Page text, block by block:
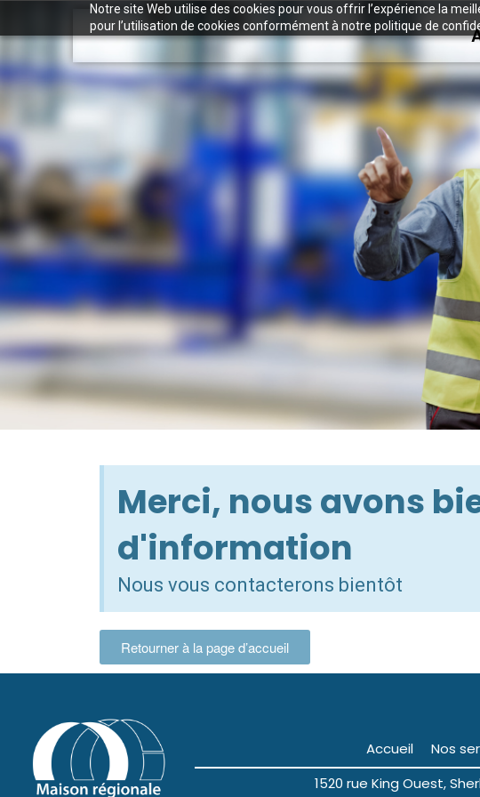
Notre site Web utilise des cookies pour vous offrir l’expérience la
pour l’utilisation de cookies conformément à notre politique de
Merci, nous avons
d'information
Nous vous contacterons bientôt
Retourner à la page d’accueil
Accueil Nos
1520 rue King Ouest,